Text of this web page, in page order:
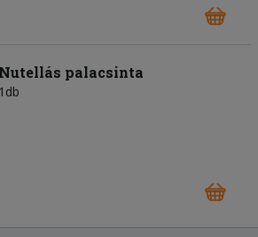
Nutellás palacsinta
1db